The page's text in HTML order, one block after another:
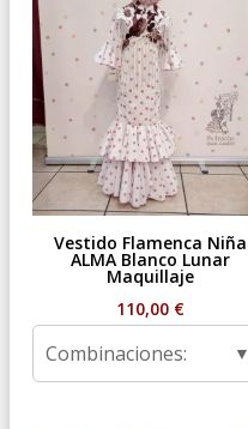
Vestido Flamenca Niña
ALMA Blanco Lunar
Maquillaje
110,00 €
Combinaciones: